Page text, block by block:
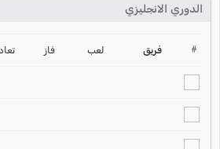
الدوري الانجليزي
2024-2025 # فريق لعب فاز